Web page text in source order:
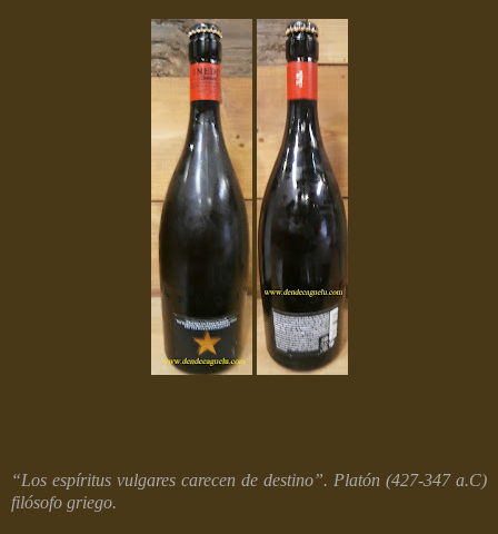
“Los espíritus vulgares carecen de destino”. Platón (427-347 a.C)
filósofo griego.